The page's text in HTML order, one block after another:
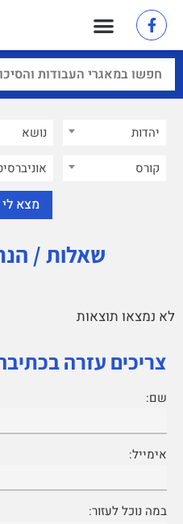
יהדות נושא
קורס
שאלות /
לא נמצאו תוצאות
צריכים עזרה
שם:
אימייל:
במה נוכל לעזור: